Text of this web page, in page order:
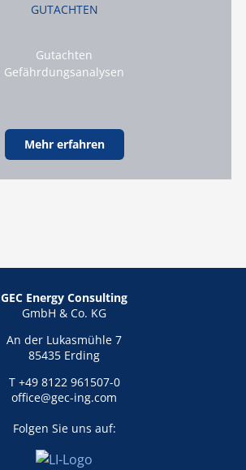
GUTACHTEN
Gutachten
Gefährdungsanalysen
Mehr erfahren
GEC Energy Consulting
GmbH & Co. KG
An der Lukasmühle 7
85435 Erding
T +49 8122 961507-0
office@gec-ing.com
Folgen Sie uns auf: